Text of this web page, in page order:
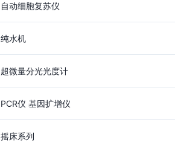
自动细胞复苏仪
纯水机
超微量分光光度计
PCR仪 基因扩增仪
摇床系列